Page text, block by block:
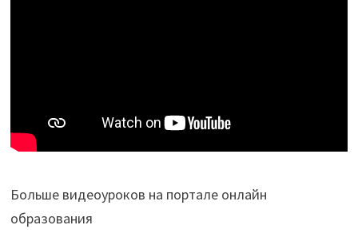
Больше видеоуроков на портале онлайн
образования